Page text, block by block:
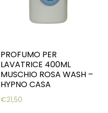
PROFUMO PER
LAVATRICE 400ML
MUSCHIO ROSA WASH –
HYPNO CASA
€21,50